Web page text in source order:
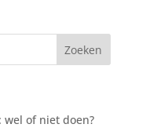
wel of niet doen?